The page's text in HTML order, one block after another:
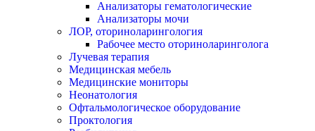
Анализаторы гематологические
Анализаторы мочи
ЛОР, оториноларингология
Рабочее место оториноларинголога
Лучевая терапия
Медицинская мебель
Медицинские мониторы
Неонатология
Офтальмологическое оборудование
Проктология